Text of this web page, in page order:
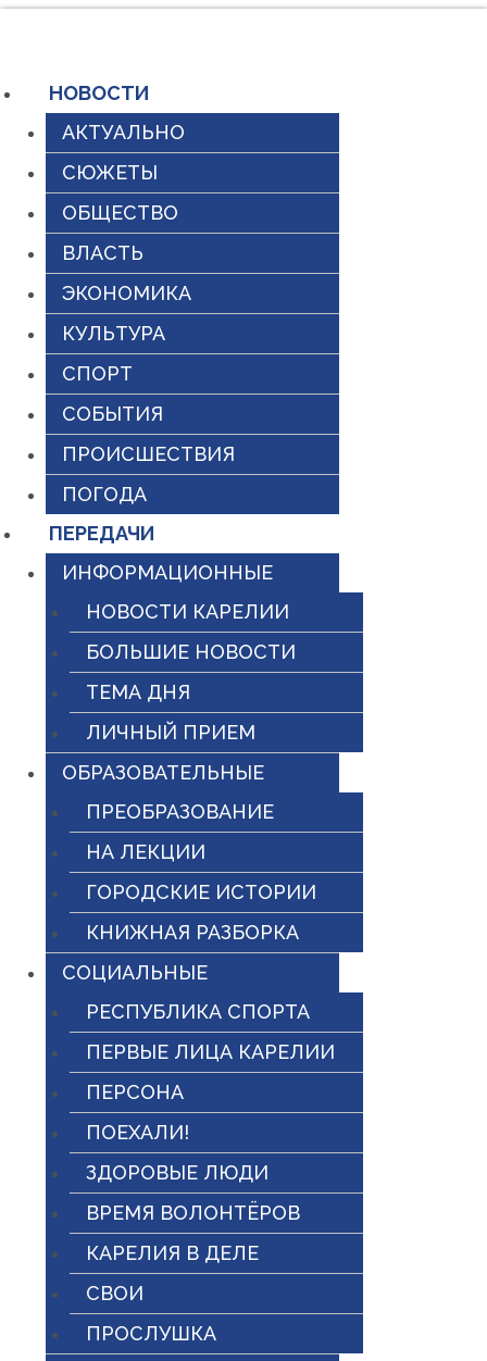
содержимому
НОВОСТИ
АКТУАЛЬНО
СЮЖЕТЫ
ОБЩЕСТВО
ВЛАСТЬ
ЭКОНОМИКА
КУЛЬТУРА
СПОРТ
СОБЫТИЯ
ПРОИСШЕСТВИЯ
ПОГОДА
ПЕРЕДАЧИ
ИНФОРМАЦИОННЫЕ
НОВОСТИ КАРЕЛИИ
БОЛЬШИЕ НОВОСТИ
ТЕМА ДНЯ
ЛИЧНЫЙ ПРИЕМ
ОБРАЗОВАТЕЛЬНЫЕ
ПРЕОБРАЗОВАНИЕ
НА ЛЕКЦИИ
ГОРОДСКИЕ ИСТОРИИ
КНИЖНАЯ РАЗБОРКА
СОЦИАЛЬНЫЕ
РЕСПУБЛИКА СПОРТА
ПЕРВЫЕ ЛИЦА КАРЕЛИИ
ПЕРСОНА
ПОЕХАЛИ!
ЗДОРОВЫЕ ЛЮДИ
ВРЕМЯ ВОЛОНТЁРОВ
КАРЕЛИЯ В ДЕЛЕ
СВОИ
ПРОСЛУШКА